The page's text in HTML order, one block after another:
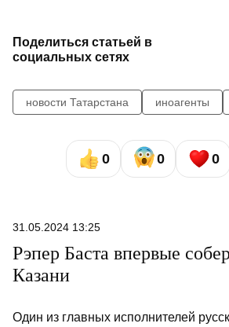
Поделиться статьей в
социальных сетях
новости Татарстана иноагенты
0 0 0
31.05.2024 13:25
Рэпер Баста впервые
Казани
Один из главных исполнителей